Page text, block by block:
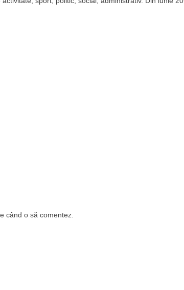
când o să comentez.